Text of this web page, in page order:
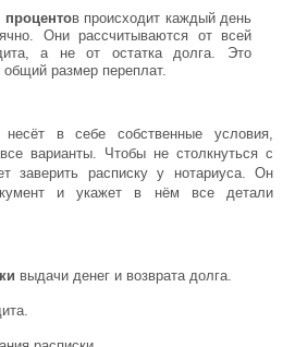
процентов происходит каждый день
Они рассчитываются от всей
а не от остатка долга. Это
общий размер переплат.
в себе собственные условия,
варианты. Чтобы не столкнуться с
заверить расписку у нотариуса. Он
и укажет в нём все детали
выдачи денег и возврата долга.